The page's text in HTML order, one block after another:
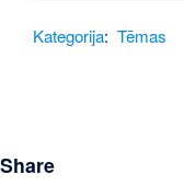
Kategorija: Tēmas
Share